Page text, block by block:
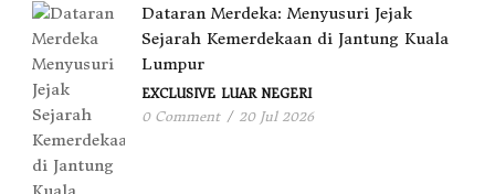
Dataran Merdeka: Menyusuri Jejak
Sejarah Kemerdekaan di Jantung Kuala
Lumpur
EXCLUSIVE LUAR NEGERI
0 Comment / 20 Jul 2026